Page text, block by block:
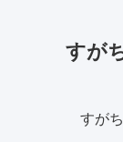
すが
すが